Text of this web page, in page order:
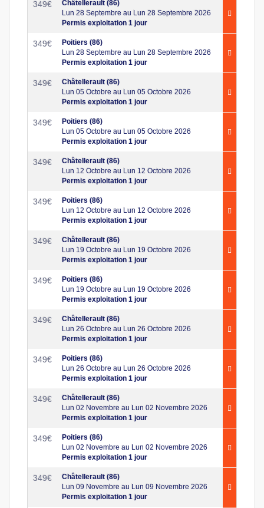
349€
Châtellerault (86)
Lun 28 Septembre au Lun 28 Septembre 2026
Permis exploitation 1 jour
349€
Poitiers (86)
Lun 28 Septembre au Lun 28 Septembre 2026
Permis exploitation 1 jour
349€
Châtellerault (86)
Lun 05 Octobre au Lun 05 Octobre 2026
Permis exploitation 1 jour
349€
Poitiers (86)
Lun 05 Octobre au Lun 05 Octobre 2026
Permis exploitation 1 jour
349€
Châtellerault (86)
Lun 12 Octobre au Lun 12 Octobre 2026
Permis exploitation 1 jour
349€
Poitiers (86)
Lun 12 Octobre au Lun 12 Octobre 2026
Permis exploitation 1 jour
349€
Châtellerault (86)
Lun 19 Octobre au Lun 19 Octobre 2026
Permis exploitation 1 jour
349€
Poitiers (86)
Lun 19 Octobre au Lun 19 Octobre 2026
Permis exploitation 1 jour
349€
Châtellerault (86)
Lun 26 Octobre au Lun 26 Octobre 2026
Permis exploitation 1 jour
349€
Poitiers (86)
Lun 26 Octobre au Lun 26 Octobre 2026
Permis exploitation 1 jour
349€
Châtellerault (86)
Lun 02 Novembre au Lun 02 Novembre 2026
Permis exploitation 1 jour
349€
Poitiers (86)
Lun 02 Novembre au Lun 02 Novembre 2026
Permis exploitation 1 jour
349€
Châtellerault (86)
Lun 09 Novembre au Lun 09 Novembre 2026
Permis exploitation 1 jour